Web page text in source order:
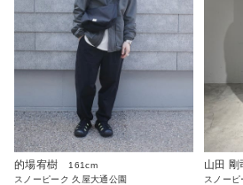
的場宥樹
161cm
スノーピーク 久屋大通公園
山田 剛
スノーピ